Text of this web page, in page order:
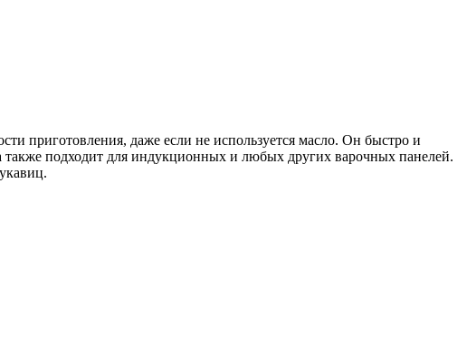
приготовления, даже если не используется масло. Он быстро и
также подходит для индукционных и любых других варочных панелей.